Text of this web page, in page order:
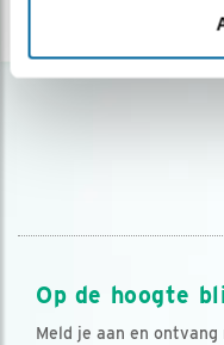
Op de hoogte
Meld je aan en